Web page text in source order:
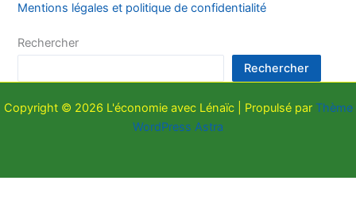
Mentions légales et politique de confidentialité
Rechercher
Rechercher
Copyright © 2026 L'économie avec Lénaïc | Propulsé par Thème
WordPress Astra